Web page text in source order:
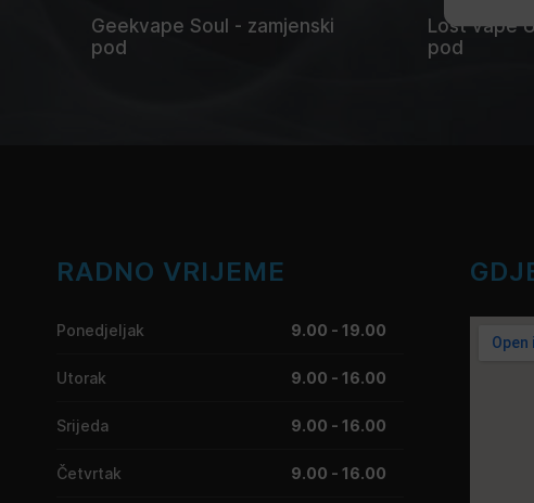
Geekvape Soul - zamjenski
pod
Lost vape
pod
RADNO VRIJEME
Ponedjeljak 9.00 - 19.00
Utorak 9.00 - 16.00
Srijeda 9.00 - 16.00
Četvrtak 9.00 - 16.00